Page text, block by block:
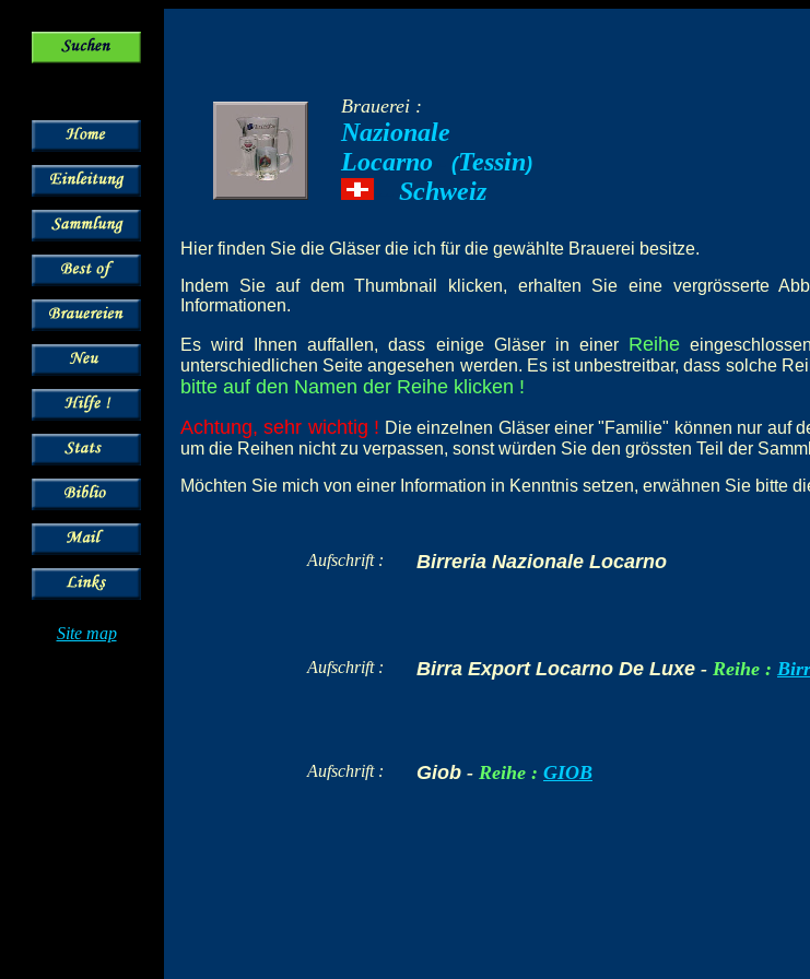
Site map
Brauerei :
Nazionale
Locarno
(Tessin)
Schweiz
Hier finden Sie die Gläser die ich für die gewählte Brauerei besitze.
Indem Sie auf dem Thumbnail klicken, erhalten Sie eine vergrösserte
Informationen.
Es wird Ihnen auffallen, dass einige Gläser in einer Reihe
unterschiedlichen Seite angesehen werden. Es ist unbestreitbar, dass solche
bitte auf den Namen der Reihe klicken !
Achtung, sehr wichtig ! Die einzelnen Gläser einer "Familie" können nur auf
um die Reihen nicht zu verpassen, sonst würden Sie den grössten Teil der
Möchten Sie mich von einer Information in Kenntnis setzen, erwähnen Sie bitte
Aufschrift : Birreria Nazionale Locarno
Aufschrift : Birra Export Locarno De Luxe - Reihe :
Aufschrift : Giob - Reihe : GIOB